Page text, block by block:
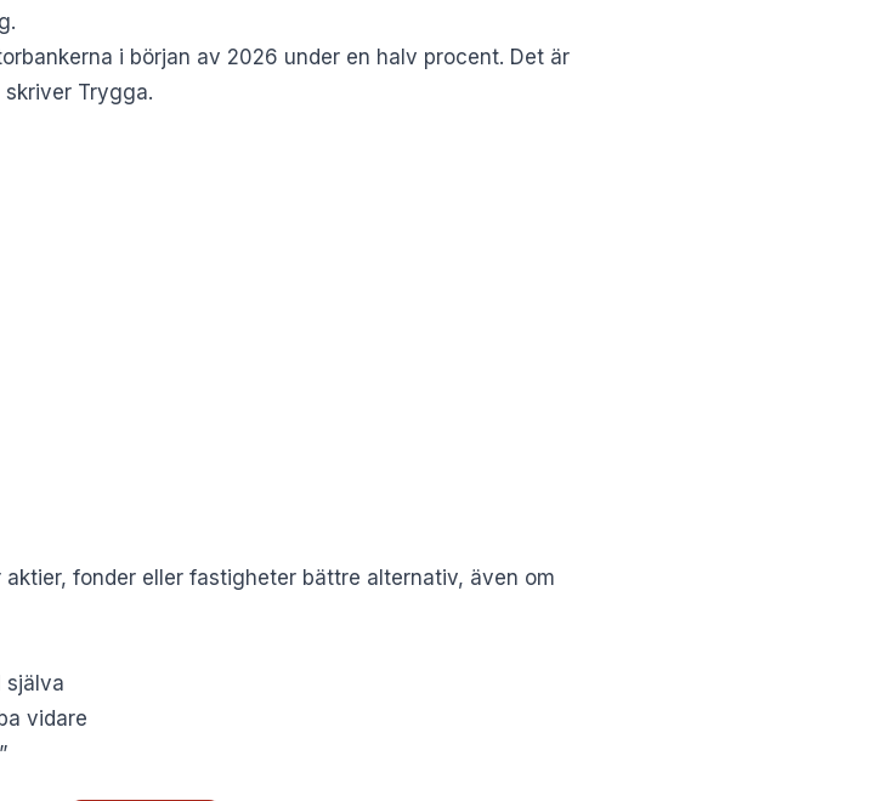
i början av 2026 under en halv procent. Det är
skriver Trygga.
fonder eller fastigheter bättre alternativ, även om
själva
vidare